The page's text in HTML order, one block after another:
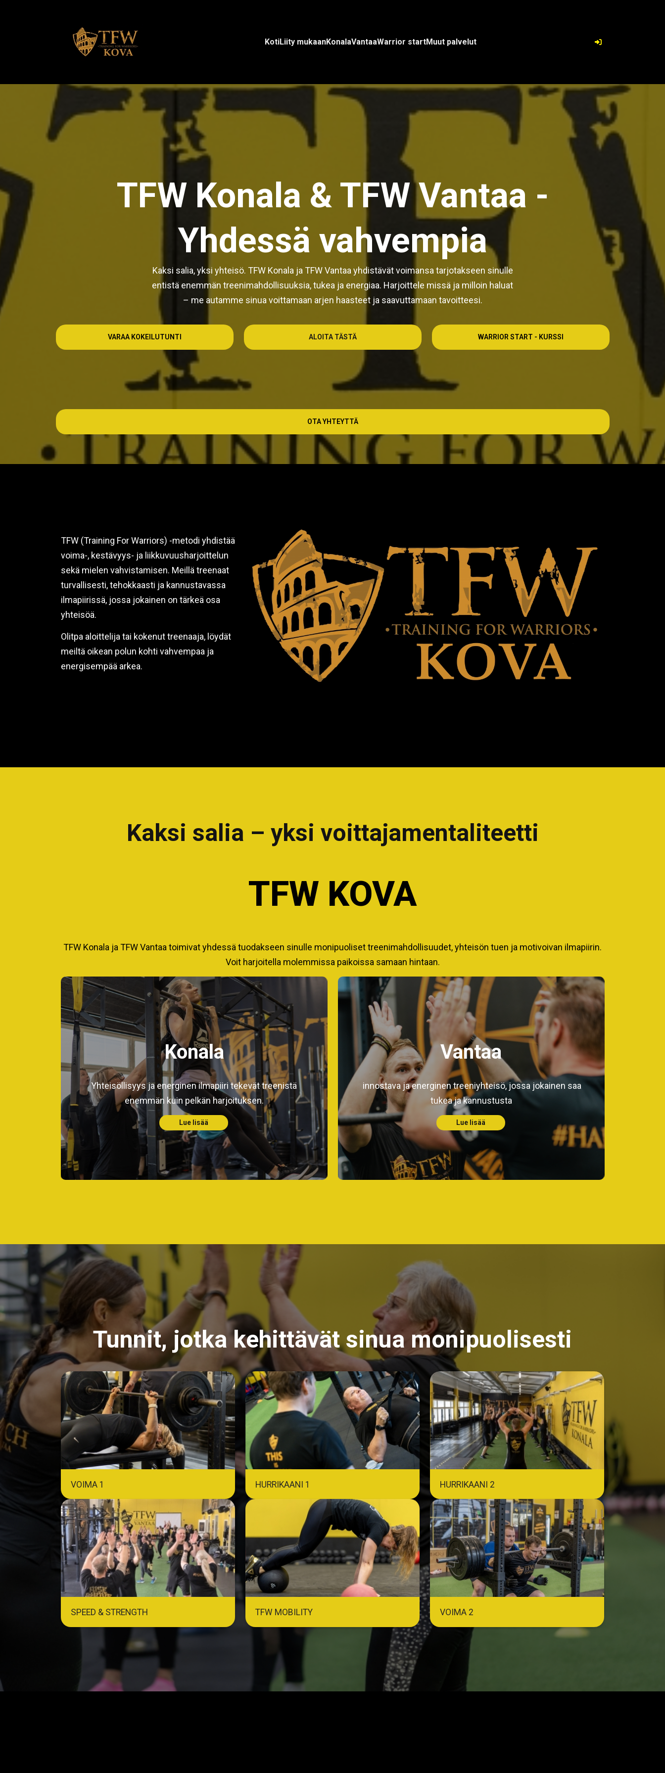
KotiLiity mukaanKonalaVantaaWarrior startMuut palvelut
TFW Konala & TFW Vantaa -
Yhdessä vahvempia
Kaksi salia, yksi yhteisö. TFW Konala ja TFW Vantaa yhdistävät voimansa tarjotakseen sinulle
entistä enemmän treenimahdollisuuksia, tukea ja energiaa. Harjoittele missä ja milloin haluat
– me autamme sinua voittamaan arjen haasteet ja saavuttamaan tavoitteesi.
VARAA KOKEILUTUNTI ALOITA TÄSTÄ WARRIOR START - KURSSI
OTA YHTEYTTÄ
TFW (Training For Warriors) -metodi yhdistää
voima-, kestävyys- ja liikkuvuusharjoittelun
sekä mielen vahvistamisen. Meillä treenaat
turvallisesti, tehokkaasti ja kannustavassa
ilmapiirissä, jossa jokainen on tärkeä osa
yhteisöä.
Olitpa aloittelija tai kokenut treenaaja, löydät
meiltä oikean polun kohti vahvempaa ja
energisempää arkea.
Kaksi salia – yksi voittajamentaliteetti
TFW KOVA
TFW Konala ja TFW Vantaa toimivat yhdessä tuodakseen sinulle monipuoliset treenimahdollisuudet, yhteisön tuen ja motivoivan ilmapiirin.
Voit harjoitella molemmissa paikoissa samaan hintaan.
Konala
Yhteisöllisyys ja energinen ilmapiiri tekevät treenistä
enemmän kuin pelkän harjoituksen.
Lue lisää
Vantaa
innostava ja energinen treeniyhteisö, jossa jokainen saa
tukea ja kannustusta
Lue lisää
Tunnit, jotka kehittävät sinua monipuolisesti
VOIMA 1 HURRIKAANI 1 HURRIKAANI 2
SPEED & STRENGTH TFW MOBILITY VOIMA 2